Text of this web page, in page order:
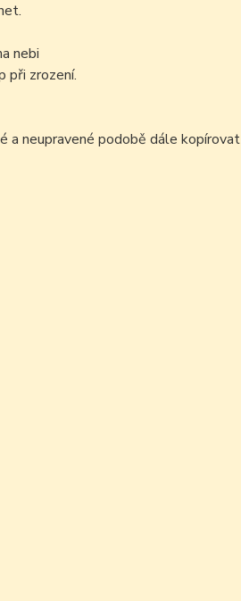
nebi
při zrození.
a neupravené podobě dále kopírovat